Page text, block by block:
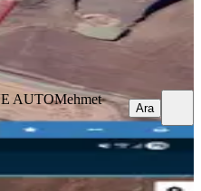
AUTO Mehmet Şirin Çelik
AUTOMehmet
Ara
Sıfır Satılık Aarsa